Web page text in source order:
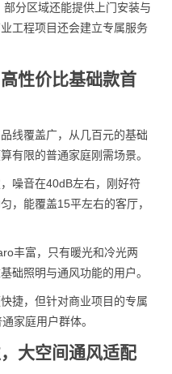
分区域还能提供上门安装与
工程项目还会建立专属服务
性价比基础款首
线覆盖广，从几百元的基础
有限的普通家庭刚需场景。
噪音在40dB左右，刚好符
，能覆盖15平左右的客厅，
丰富，只有暖光和冷光两
础照明与通风功能的用户。
捷，但针对商业项目的专属
家庭用户群体。
大空间通风适配